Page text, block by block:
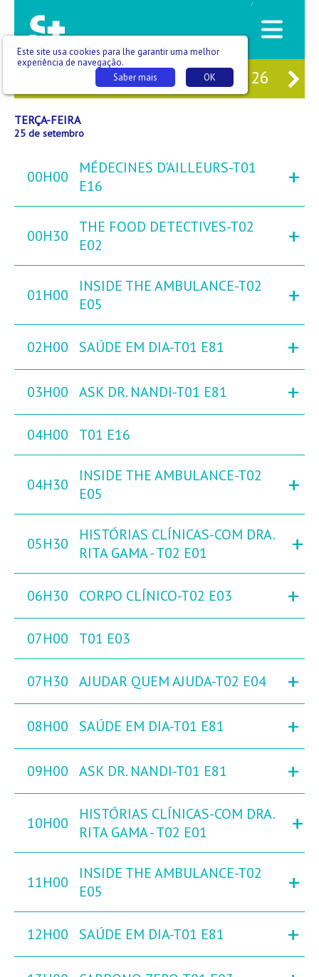
/
24 TER 25 QUA 26
TERÇA-FEIRA
25 de setembro
00H00
MÉDECINES D'AILLEURS-T01
E16
+
00H30
THE FOOD DETECTIVES-T02
E02
+
01H00
INSIDE THE AMBULANCE-T02
E05
+
02H00 SAÚDE EM DIA-T01 E81 +
03H00 ASK DR. NANDI-T01 E81 +
04H00 T01 E16
04H30
INSIDE THE AMBULANCE-T02
E05
+
05H30
HISTÓRIAS CLÍNICAS-COM DRA.
RITA GAMA - T02 E01
+
06H30 CORPO CLÍNICO-T02 E03 +
07H00 T01 E03
07H30 AJUDAR QUEM AJUDA-T02 E04 +
08H00 SAÚDE EM DIA-T01 E81 +
09H00 ASK DR. NANDI-T01 E81 +
10H00
HISTÓRIAS CLÍNICAS-COM DRA.
RITA GAMA - T02 E01
+
11H00
INSIDE THE AMBULANCE-T02
E05
+
12H00 SAÚDE EM DIA-T01 E81 +
Este site usa cookies para lhe garantir uma melhor
experiência de navegação.
OK
Saber mais